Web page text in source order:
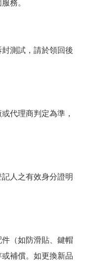
務。
測試，請於領回後
代理商判定為準，
人之有效身分證明
（如防滑貼、鍵帽
補償。如更換新品